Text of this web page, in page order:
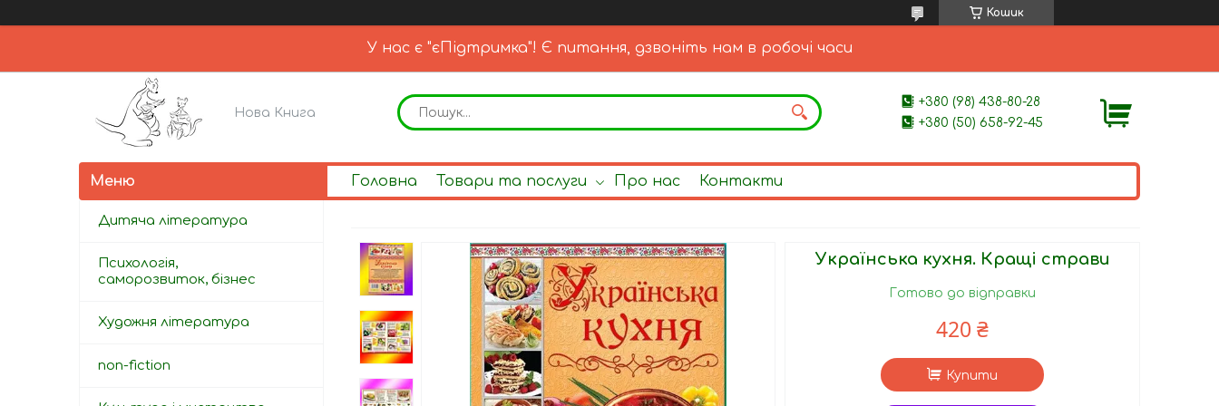
Кошик
У нас є "єПідтримка"! Є питання, дзвоніть нам в робочі часи
Нова Книга
+380 (98) 438-80-28
+380 (50) 658-92-45
Головна Товари та послуги Про нас Контакти
Українська кухня. Кращі страви
Готово до відправки
420 ₴
Купити
Дитяча література
Психологія,
саморозвиток, бізнес
Художня література
non-fiction